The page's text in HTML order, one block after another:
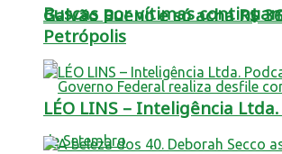
Galvão Bueno e só acha R$
Buscas por vítimas
Petrópolis
LÉO LINS – Inteligência